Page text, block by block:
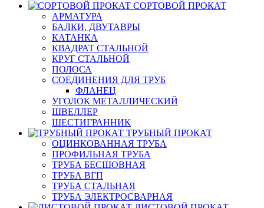
СОРТОВОЙ ПРОКАТ
АРМАТУРА
БАЛКИ, ДВУТАВРЫ
КАТАНКА
КВАДРАТ СТАЛЬНОЙ
КРУГ СТАЛЬНОЙ
ПОЛОСА
СОЕДИНЕНИЯ ДЛЯ ТРУБ
ФЛАНЕЦ
УГОЛОК МЕТАЛЛИЧЕСКИЙ
ШВЕЛЛЕР
ШЕСТИГРАННИК
ТРУБНЫЙ ПРОКАТ
ОЦИНКОВАННАЯ ТРУБА
ПРОФИЛЬНАЯ ТРУБА
ТРУБА БЕСШОВНАЯ
ТРУБА ВГП
ТРУБА СТАЛЬНАЯ
ТРУБА ЭЛЕКТРОСВАРНАЯ